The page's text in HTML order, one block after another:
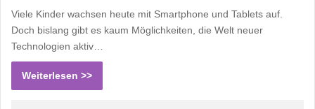
Viele Kinder wachsen heute mit Smartphone und Tablets auf.
Doch bislang gibt es kaum Möglichkeiten, die Welt neuer
Technologien aktiv…
Weiterlesen >>